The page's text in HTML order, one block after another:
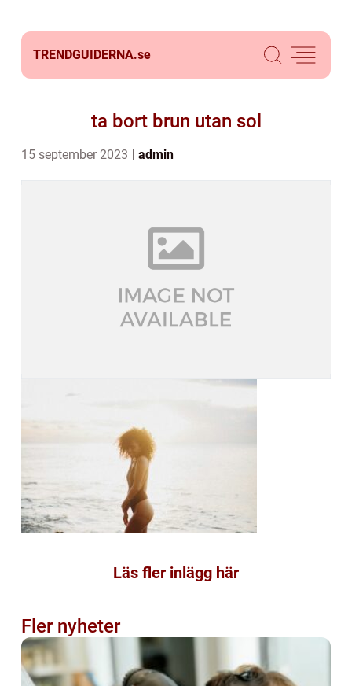
TRENDGUIDERNA.se
ta bort brun utan sol
15 september 2023 admin
Läs fler inlägg här
Fler nyheter